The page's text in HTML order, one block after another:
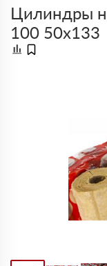
Цилиндры
100 50х133